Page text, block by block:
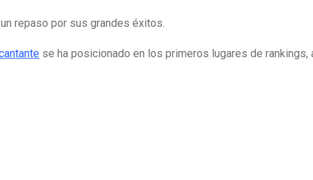
repaso por sus grandes éxitos.
se ha posicionado en los primeros lugares de